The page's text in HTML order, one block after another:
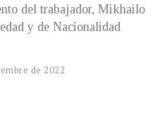
del trabajador, Mikhailo
y de Nacionalidad
de 2022